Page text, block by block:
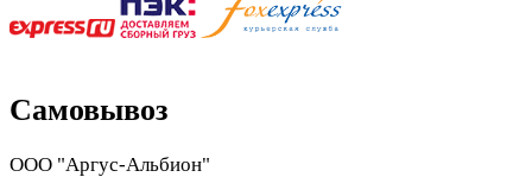
Самовывоз
ООО "Аргус-Альбион"